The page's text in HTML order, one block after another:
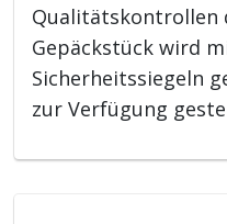
Qualitätskontrollen
Gepäckstück wird
Sicherheitssiegeln
zur Verfügung